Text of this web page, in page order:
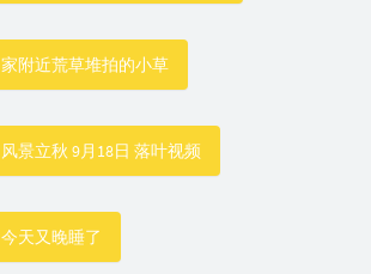
家附近荒草堆拍的小草
风景立秋 9月18日 落叶视频
今天又晚睡了